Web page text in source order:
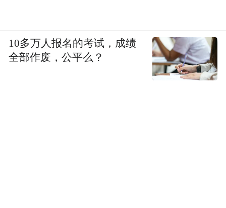
10多万人报名的考试，成绩
全部作废，公平么？